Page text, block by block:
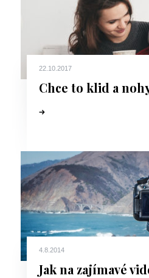
22.10.2017
Chce to klid a
4.8.2014
Jak na zajímavé